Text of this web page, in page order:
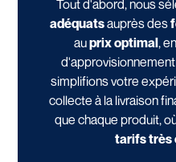
Tout d'abord, nous
adéquatsauprès des
auprix optimal,
simplifions votre
collecte à la livraison
que chaque produit,
tarifs très